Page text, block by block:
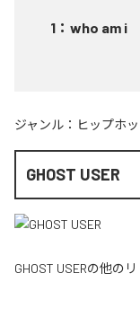
1 ： who am i
ジャンル： ヒップホ
GHOST USER
GHOST USERの他のリ